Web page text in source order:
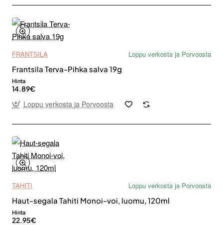
FRANTSILA
Loppu verkosta ja Porvoosta
Frantsila Terva-Pihka salva 19g
Hinta
14.89€
Loppu verkosta ja Porvoosta
TAHITI
Loppu verkosta ja Porvoosta
Haut-segala Tahiti Monoi-voi, luomu, 120ml
Hinta
22.95€